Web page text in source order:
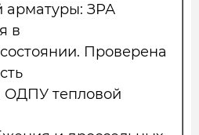
арматуры: ЗРА
в
Проверена
ОДПУ тепловой